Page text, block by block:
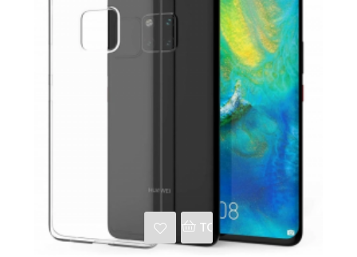
TOEVOEGEN AAN